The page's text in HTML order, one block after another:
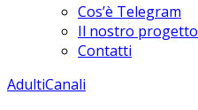
Cos’è Telegram
Il nostro progetto
Contatti
AdultiCanali